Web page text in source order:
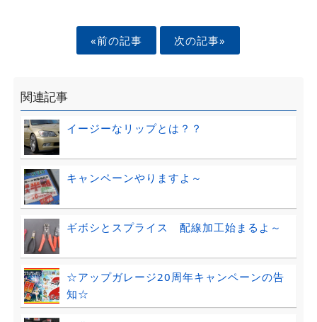
«前の記事 次の記事»
関連記事
イージーなリップとは？？
キャンペーンやりますよ～
ギボシとスプライス 配線加工始まるよ～
☆アップガレージ20周年キャンペーンの告
知☆